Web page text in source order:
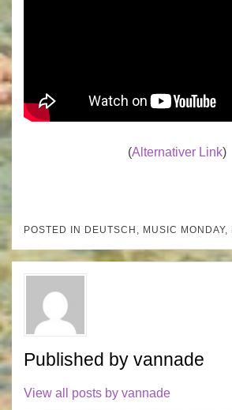
(Alternativer Link)
POSTED IN DEUTSCH , MUSIC MONDAY,
Published by vannade
View all posts by vannade